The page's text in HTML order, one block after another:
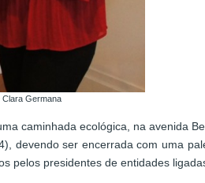
Clara Germana
caminhada ecológica, na avenida
devendo ser encerrada com uma
pelos presidentes de entidades